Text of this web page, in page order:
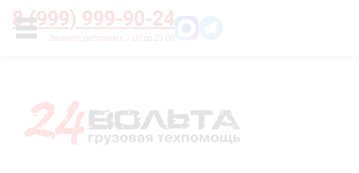
8 (999) 999-90-24
УСЛУГИ
Главная О нас Цены